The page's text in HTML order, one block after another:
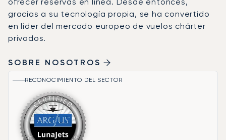
gracias a su tecnología propia, se ha convertido
en líder del mercado europeo de vuelos chárter
privados.
SOBRE NOSOTROS
RECONOCIMIENTO DEL SECTOR